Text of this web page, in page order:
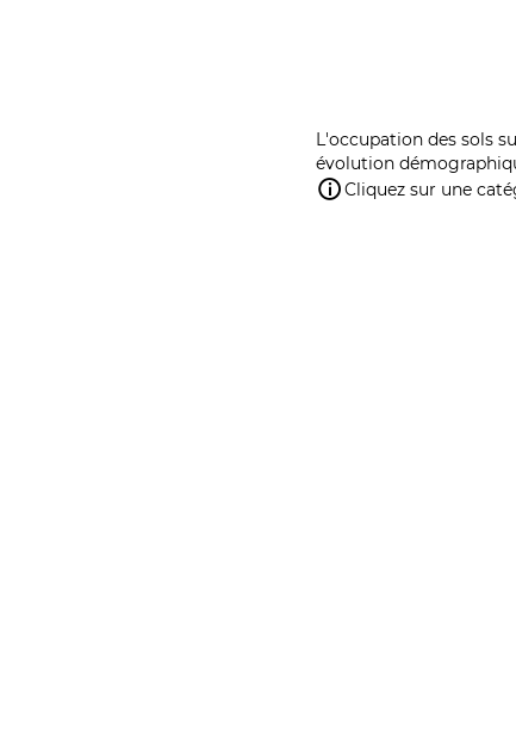
L'occupation des sols
évolution
Cliquez sur une